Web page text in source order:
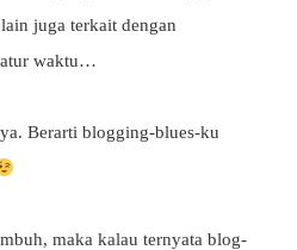
juga terkait dengan
atur waktu…
Berarti blogging-blues-ku
maka kalau ternyata blog-